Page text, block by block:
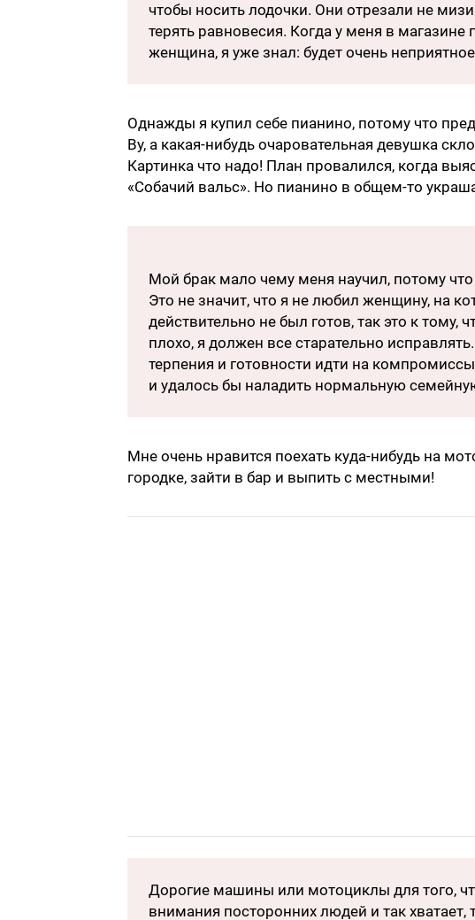
чтобы носить лодочки. Они отрезали не
терять равновесия. Когда у меня в
женщина, я уже знал: будет очень
Однажды я купил себе пианино, потому что
By, а какая-нибудь очаровательная девушка
Картинка что надо! План провалился, когда
«Собачий вальс». Но пианино в общем-то
Мой брак мало чему меня научил, потому
Это не значит, что я не любил женщину, на
действительно не был готов, так это к тому,
плохо, я должен все старательно
терпения и готовности идти на
и удалось бы наладить нормальную
Мне очень нравится поехать куда-нибудь на
городке, зайти в бар и выпить с местными!
Дорогие машины или мотоциклы для того,
внимания посторонних людей и так